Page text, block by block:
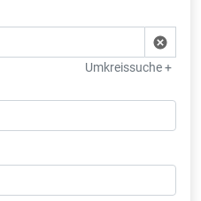
Umkreissuche +